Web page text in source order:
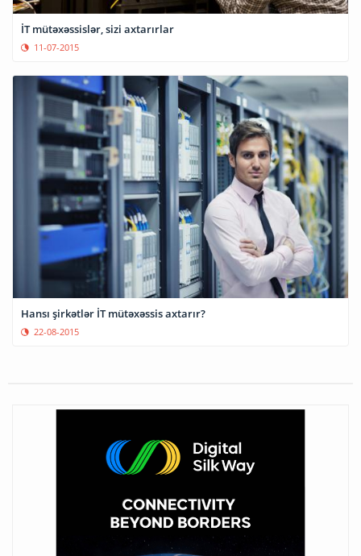
İT mütəxəssislər, sizi axtarırlar
11-07-2015
Hansı şirkətlər İT mütəxəssis axtarır?
22-08-2015